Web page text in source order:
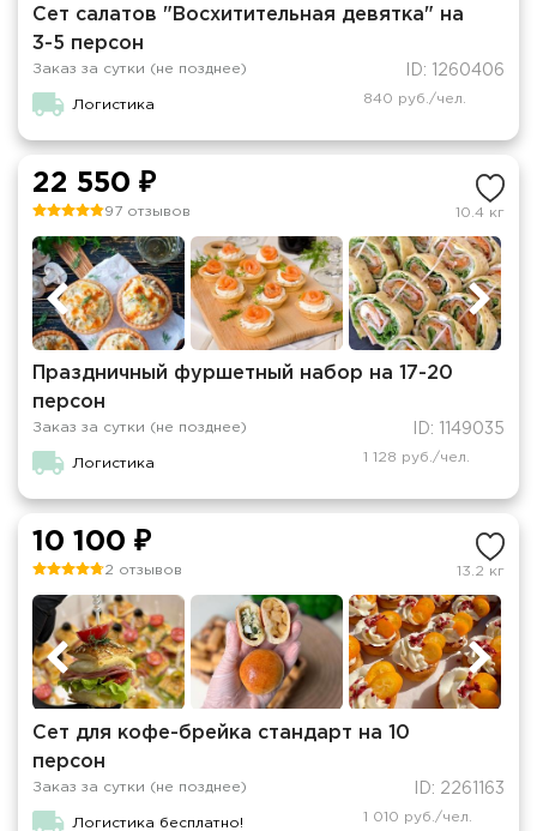
Сет салатов "Восхитительная девятка" на
3-5 персон
Заказ за сутки (не позднее) ID: 1260406
Логистика 840 руб./чел.
22 550 ₽
97 отзывов 10.4 кг
Праздничный фуршетный набор на 17-20
персон
Заказ за сутки (не позднее) ID: 1149035
Логистика 1 128 руб./чел.
10 100 ₽
2 отзывов 13.2 кг
Сет для кофе-брейка стандарт на 10
персон
Заказ за сутки (не позднее) ID: 2261163
Логистика бесплатно! 1 010 руб./чел.